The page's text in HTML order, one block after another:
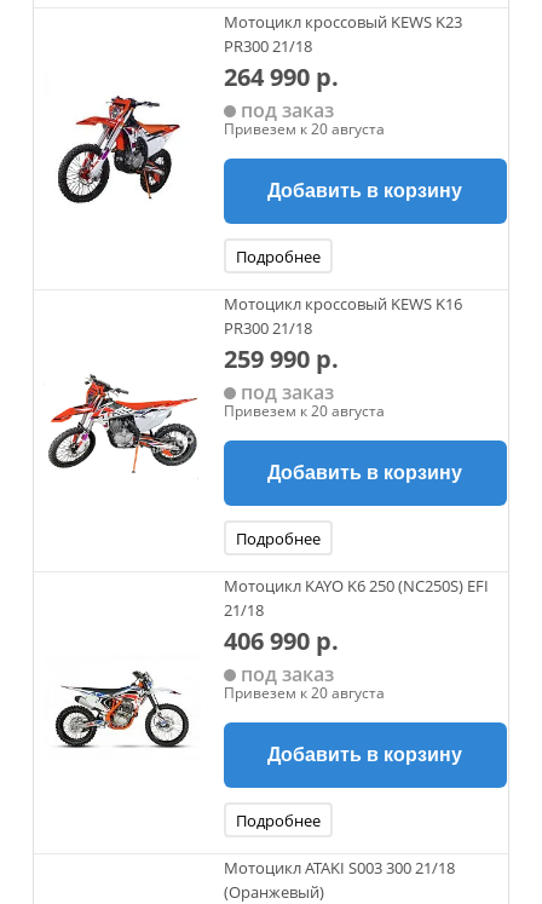
Мотоцикл кроссовый KEWS K23
PR300 21/18
264 990 р.
под заказ
Привезем к 20 августа
Добавить в корзину
Подробнее
Мотоцикл кроссовый KEWS K16
PR300 21/18
259 990 р.
под заказ
Привезем к 20 августа
Добавить в корзину
Подробнее
Мотоцикл KAYO K6 250 (NC250S) EFI
21/18
406 990 р.
под заказ
Привезем к 20 августа
Добавить в корзину
Подробнее
Мотоцикл ATAKI S003 300 21/18
(Оранжевый)